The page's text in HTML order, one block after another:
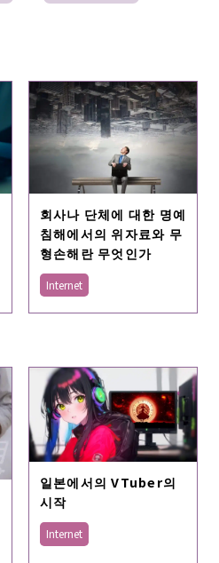
회사나 단체에 대한 명예
침해에서의 위자료와 무
형손해란 무엇인가
Internet
일본에서의 VTuber의
시작
Internet